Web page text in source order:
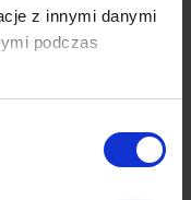
z innymi danymi
podczas
na brud i zadrapania)
roztoczy kurzu)